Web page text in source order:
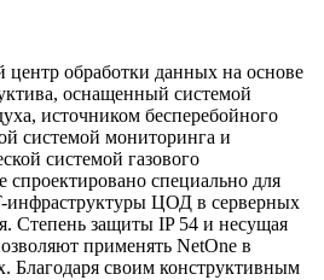
центр обработки данных на основе
оснащенный системой
источником бесперебойного
системой мониторинга и
системой газового
специально для
инфраструктуры ЦОД в серверных
Степень защиты IP 54 и несущая
применять NetOne в
своим конструктивным